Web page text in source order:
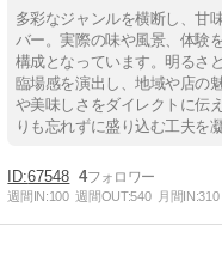
多彩なジャンルを横断し、甘
バー。実際の味や風景、体験
構成となっています。明るさ
臨場感を演出し、地域や店の
や美味しさをダイレクトに伝
りも忘れずに盛り込む工夫を
67548 4
週間IN:100 週間OUT:540 月間IN:310